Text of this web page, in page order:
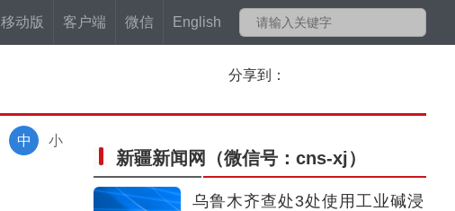
移动版 客户端 微信 English
分享到：
小
中
新疆新闻网 （微信号：cns-xj）
乌鲁木齐查处3处使用工业碱浸